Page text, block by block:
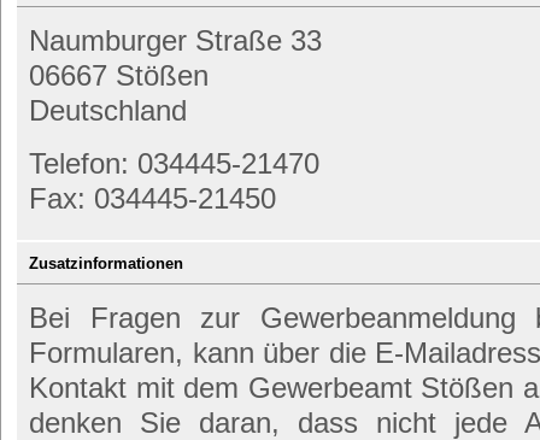
Naumburger Straße 33
06667 Stößen
Deutschland
Telefon: 034445-21470
Fax: 034445-21450
Zusatzinformationen
Bei Fragen zur
Formularen, kann über die E-
Kontakt mit dem Gewerbeamt Stößen
denken Sie daran, dass nicht jede